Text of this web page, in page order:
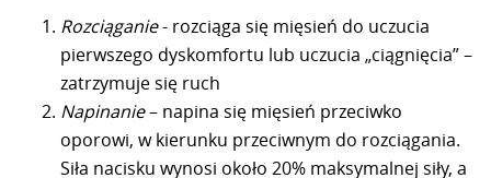
Rozciąganie- rozciąga się mięsień do uczucia
pierwszego dyskomfortu lub uczucia „ciągnięcia” –
zatrzymuje się ruch
Napinanie– napina się mięsień przeciwko
oporowi, w kierunku przeciwnym do rozciągania.
Siła nacisku wynosi około 20% maksymalnej siły, a